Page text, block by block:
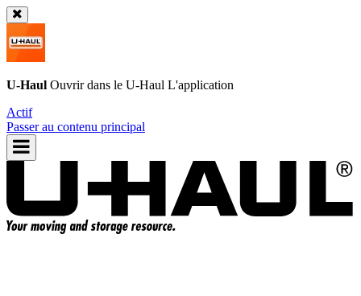
U-Haul Ouvrir dans le U-Haul L'application
Actif
Passer au contenu principal